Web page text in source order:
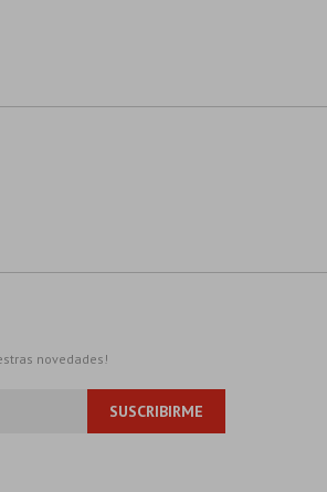
novedades!
SUSCRIBIRME